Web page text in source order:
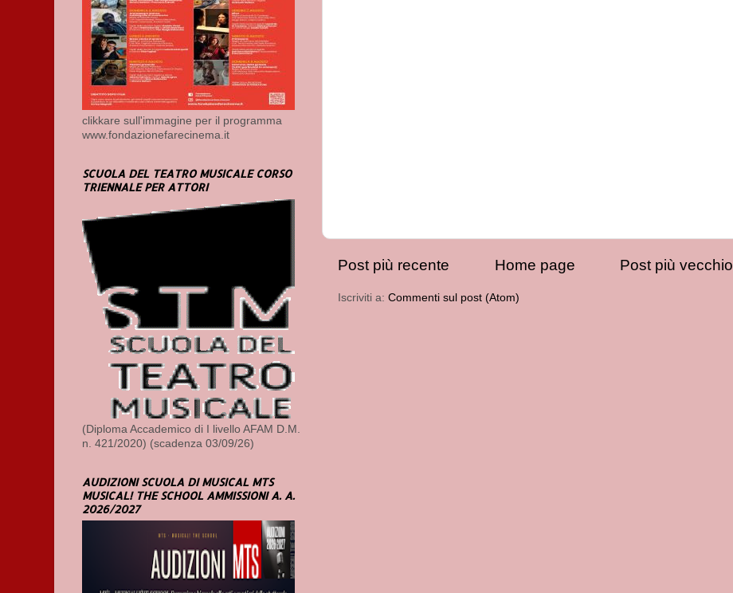
Post più recente Post più vecchio
Home page
Iscriviti a: Commenti sul post (Atom)
clikkare sull'immagine per il programma
www.fondazionefarecinema.it
SCUOLA DEL TEATRO MUSICALE CORSO
TRIENNALE PER ATTORI
(Diploma Accademico di I livello AFAM D.M.
n. 421/2020) (scadenza 03/09/26)
AUDIZIONI SCUOLA DI MUSICAL MTS
MUSICAL! THE SCHOOL AMMISSIONI A. A.
2026/2027